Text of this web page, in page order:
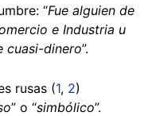
“Fue alguien de
e Industria u
cuasi-dinero”.
rusas (1, 2)
” o “simbólico”.